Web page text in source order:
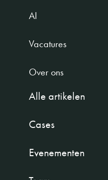
AI
Vacatures
Over ons
Alle artikelen
Cases
Evenementen